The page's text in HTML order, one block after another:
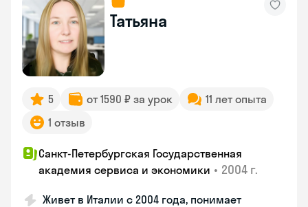
Татьяна
5 от 1590 ₽ за урок
11 лет опыта
1 отзыв
Санкт-Петербургская Государственная
академия сервиса и экономики • 2004 г.
Живет в Италии с 2004 года, понимает